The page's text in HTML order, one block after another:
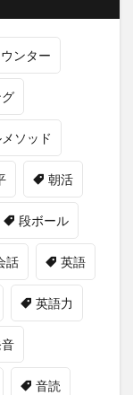
ンター
ソッド
朝活
段ボール
話 英語
英語力
音読